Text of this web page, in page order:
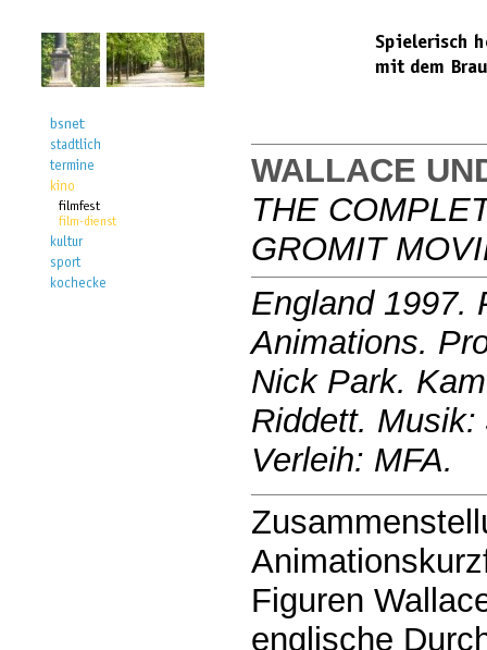
WALLACE
THE
GROMIT
England 1997.
Animations.
Nick Park.
Riddett.
Verleih: MFA.
Figuren
englische